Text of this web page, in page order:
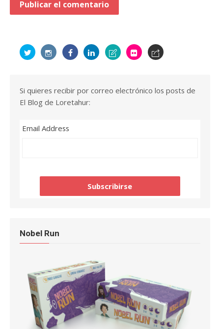
Si quieres recibir por correo electrónico los posts de
El Blog de Loretahur:
Email Address
Nobel Run